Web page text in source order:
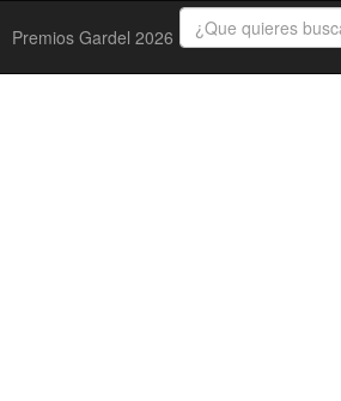
Premios Gardel 2026